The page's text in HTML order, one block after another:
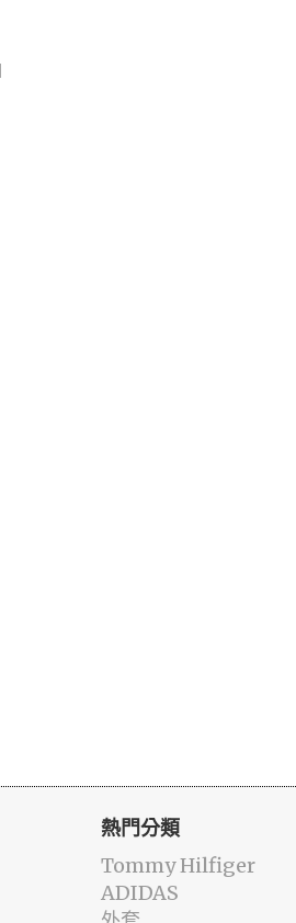
熱門分類
Tommy Hilfiger
ADIDAS